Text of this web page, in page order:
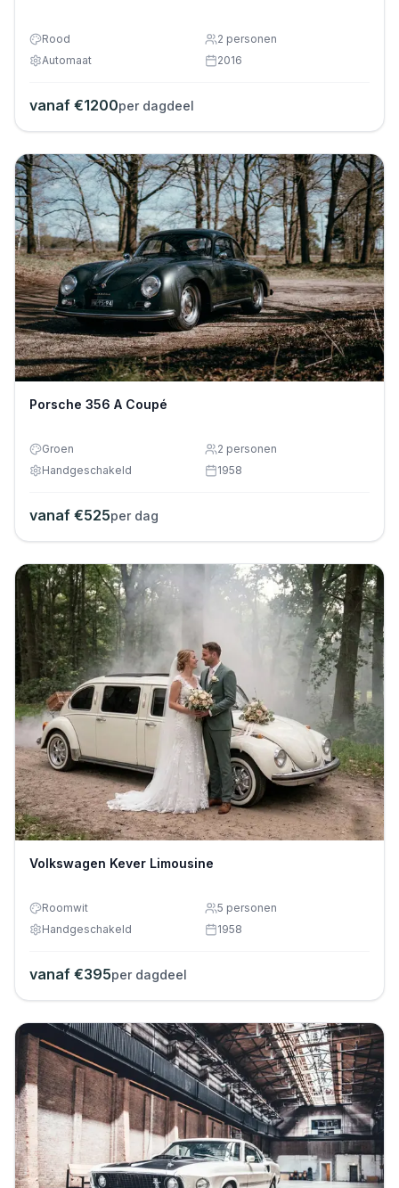
Rood 2 personen
Automaat
2016
vanaf €1200per dagdeel
Porsche 356 A Coupé
Groen 2 personen
Handgeschakeld
1958
vanaf €525per dag
Volkswagen Kever Limousine
Roomwit 5 personen
Handgeschakeld
1958
vanaf €395per dagdeel